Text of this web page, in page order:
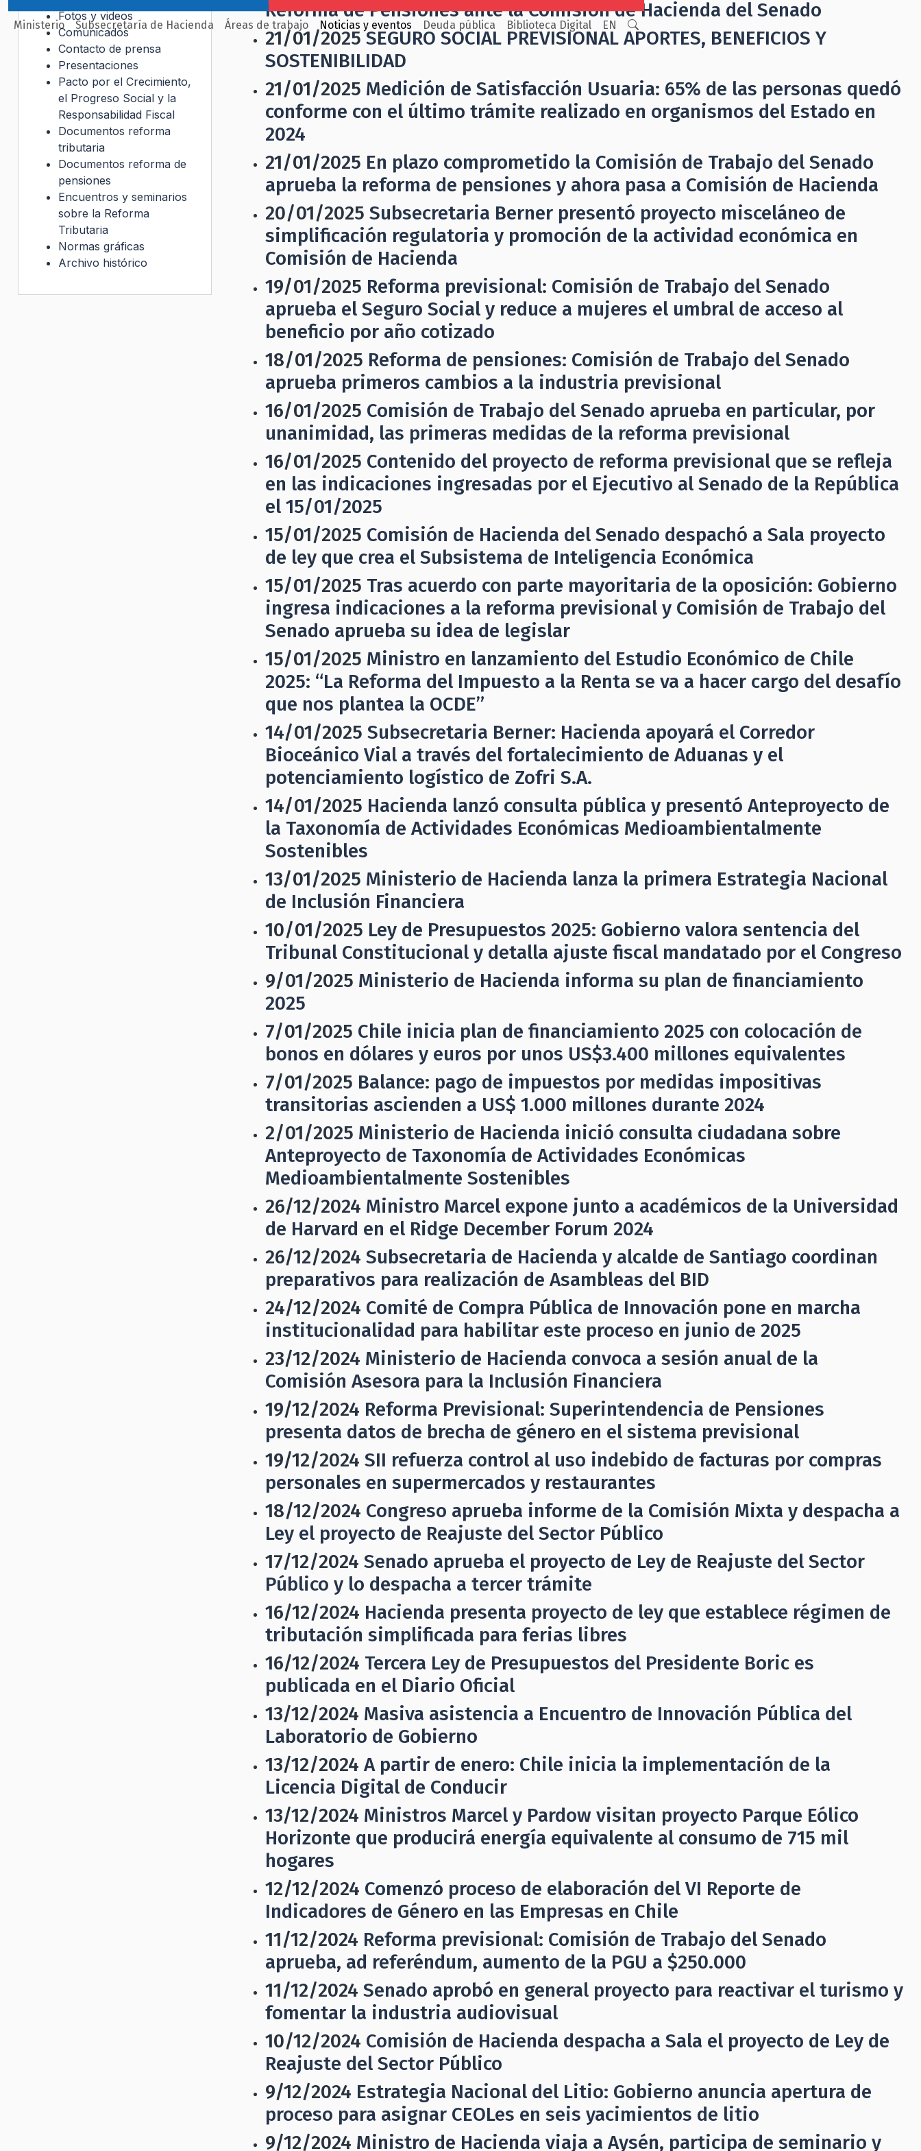
Ministerio Subsecretaría de Hacienda Áreas de trabajo Noticias y eventos Deuda pública Biblioteca Digital EN
Reforma de Pensiones ante la Comisión de Hacienda del Senado
21/01/2025 SEGURO SOCIAL PREVISIONAL APORTES, BENEFICIOS Y
SOSTENIBILIDAD
21/01/2025 Medición de Satisfacción Usuaria: 65% de las personas quedó
conforme con el último trámite realizado en organismos del Estado en
2024
21/01/2025 En plazo comprometido la Comisión de Trabajo del Senado
aprueba la reforma de pensiones y ahora pasa a Comisión de Hacienda
20/01/2025 Subsecretaria Berner presentó proyecto misceláneo de
simplificación regulatoria y promoción de la actividad económica en
Comisión de Hacienda
19/01/2025 Reforma previsional: Comisión de Trabajo del Senado
aprueba el Seguro Social y reduce a mujeres el umbral de acceso al
beneficio por año cotizado
18/01/2025 Reforma de pensiones: Comisión de Trabajo del Senado
aprueba primeros cambios a la industria previsional
16/01/2025 Comisión de Trabajo del Senado aprueba en particular, por
unanimidad, las primeras medidas de la reforma previsional
16/01/2025 Contenido del proyecto de reforma previsional que se refleja
en las indicaciones ingresadas por el Ejecutivo al Senado de la República
el 15/01/2025
15/01/2025 Comisión de Hacienda del Senado despachó a Sala proyecto
de ley que crea el Subsistema de Inteligencia Económica
15/01/2025 Tras acuerdo con parte mayoritaria de la oposición: Gobierno
ingresa indicaciones a la reforma previsional y Comisión de Trabajo del
Senado aprueba su idea de legislar
15/01/2025 Ministro en lanzamiento del Estudio Económico de Chile
2025: “La Reforma del Impuesto a la Renta se va a hacer cargo del desafío
que nos plantea la OCDE”
14/01/2025 Subsecretaria Berner: Hacienda apoyará el Corredor
Bioceánico Vial a través del fortalecimiento de Aduanas y el
potenciamiento logístico de Zofri S.A.
14/01/2025 Hacienda lanzó consulta pública y presentó Anteproyecto de
la Taxonomía de Actividades Económicas Medioambientalmente
Sostenibles
13/01/2025 Ministerio de Hacienda lanza la primera Estrategia Nacional
de Inclusión Financiera
10/01/2025 Ley de Presupuestos 2025: Gobierno valora sentencia del
Tribunal Constitucional y detalla ajuste fiscal mandatado por el Congreso
9/01/2025 Ministerio de Hacienda informa su plan de financiamiento
2025
7/01/2025 Chile inicia plan de financiamiento 2025 con colocación de
bonos en dólares y euros por unos US$3.400 millones equivalentes
7/01/2025 Balance: pago de impuestos por medidas impositivas
transitorias ascienden a US$ 1.000 millones durante 2024
2/01/2025 Ministerio de Hacienda inició consulta ciudadana sobre
Anteproyecto de Taxonomía de Actividades Económicas
Medioambientalmente Sostenibles
26/12/2024 Ministro Marcel expone junto a académicos de la Universidad
de Harvard en el Ridge December Forum 2024
26/12/2024 Subsecretaria de Hacienda y alcalde de Santiago coordinan
preparativos para realización de Asambleas del BID
24/12/2024 Comité de Compra Pública de Innovación pone en marcha
institucionalidad para habilitar este proceso en junio de 2025
23/12/2024 Ministerio de Hacienda convoca a sesión anual de la
Comisión Asesora para la Inclusión Financiera
19/12/2024 Reforma Previsional: Superintendencia de Pensiones
presenta datos de brecha de género en el sistema previsional
19/12/2024 SII refuerza control al uso indebido de facturas por compras
personales en supermercados y restaurantes
18/12/2024 Congreso aprueba informe de la Comisión Mixta y despacha a
Ley el proyecto de Reajuste del Sector Público
17/12/2024 Senado aprueba el proyecto de Ley de Reajuste del Sector
Público y lo despacha a tercer trámite
16/12/2024 Hacienda presenta proyecto de ley que establece régimen de
tributación simplificada para ferias libres
16/12/2024 Tercera Ley de Presupuestos del Presidente Boric es
publicada en el Diario Oficial
13/12/2024 Masiva asistencia a Encuentro de Innovación Pública del
Laboratorio de Gobierno
13/12/2024 A partir de enero: Chile inicia la implementación de la
Licencia Digital de Conducir
13/12/2024 Ministros Marcel y Pardow visitan proyecto Parque Eólico
Horizonte que producirá energía equivalente al consumo de 715 mil
hogares
12/12/2024 Comenzó proceso de elaboración del VI Reporte de
Indicadores de Género en las Empresas en Chile
11/12/2024 Reforma previsional: Comisión de Trabajo del Senado
aprueba, ad referéndum, aumento de la PGU a $250.000
11/12/2024 Senado aprobó en general proyecto para reactivar el turismo y
fomentar la industria audiovisual
10/12/2024 Comisión de Hacienda despacha a Sala el proyecto de Ley de
Reajuste del Sector Público
9/12/2024 Estrategia Nacional del Litio: Gobierno anuncia apertura de
proceso para asignar CEOLes en seis yacimientos de litio
9/12/2024 Ministro de Hacienda viaja a Aysén, participa de seminario y
Fotos y videos
Comunicados
Contacto de prensa
Presentaciones
Pacto por el Crecimiento,
el Progreso Social y la
Responsabilidad Fiscal
Documentos reforma
tributaria
Documentos reforma de
pensiones
Encuentros y seminarios
sobre la Reforma
Tributaria
Normas gráficas
Archivo histórico